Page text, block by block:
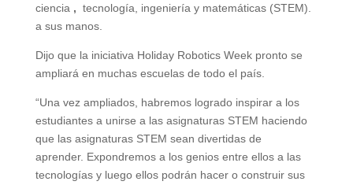
ciencia , tecnología, ingeniería y matemáticas (STEM).
a sus manos.
Dijo que la iniciativa Holiday Robotics Week pronto se
ampliará en muchas escuelas de todo el país.
“Una vez ampliados, habremos logrado inspirar a los
estudiantes a unirse a las asignaturas STEM haciendo
que las asignaturas STEM sean divertidas de
aprender. Expondremos a los genios entre ellos a las
tecnologías y luego ellos podrán hacer o construir sus